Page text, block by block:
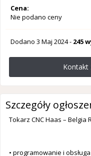
Cena:
Nie podano ceny
Dodano 3 Maj 2024- 245
Kontakt
Szczegóły
Tokarz CNC Haas – Belgia
• programowanie i